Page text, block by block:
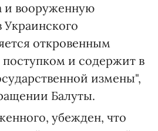
вооруженную
откровенным
и содержит в
измены",
Балуты.
убежден, что